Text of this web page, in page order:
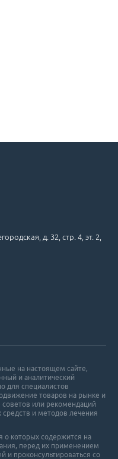
д. 32, стр. 4, эт. 2,
на настоящем сайте,
и аналитический
для специалистов
товаров на рынке и
советов или рекомендаций
и методов лечения
о которых содержится на
перед их применением
и проконсультироваться со